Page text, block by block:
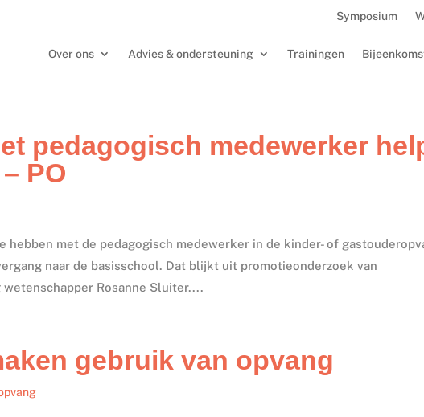
Symposium
Over ons Advies & ondersteuning Trainingen
pedagogisch medewerker
PO
hebben met de pedagogisch medewerker in de kinder- of
naar de basisschool. Dat blijkt uit promotieonderzoek van
Rosanne Sluiter....
gebruik van opvang